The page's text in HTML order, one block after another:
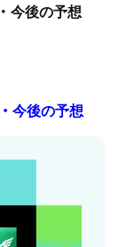
今後の予想
今後の予想